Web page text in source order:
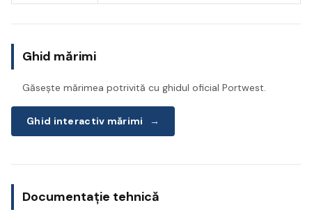
Ghid mărimi
Găsește mărimea potrivită cu ghidul oficial Portwest.
Ghid interactiv mărimi →
Documentație tehnică